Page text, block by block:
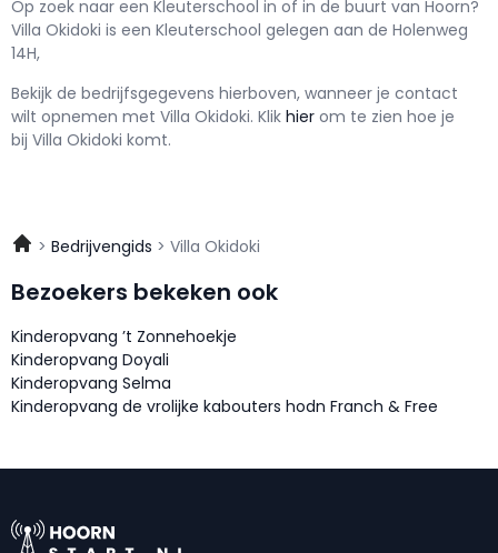
Op zoek naar een Kleuterschool in of in de buurt van Hoorn?
Villa Okidoki is een Kleuterschool gelegen aan de Holenweg
14H,
Bekijk de bedrijfsgegevens hierboven, wanneer je contact
wilt opnemen met Villa Okidoki. Klik hier om te zien hoe je
bij Villa Okidoki komt.
Bedrijvengids Villa Okidoki
Bezoekers bekeken ook
Kinderopvang ’t Zonnehoekje
Kinderopvang Doyali
Kinderopvang Selma
Kinderopvang de vrolijke kabouters hodn Franch & Free